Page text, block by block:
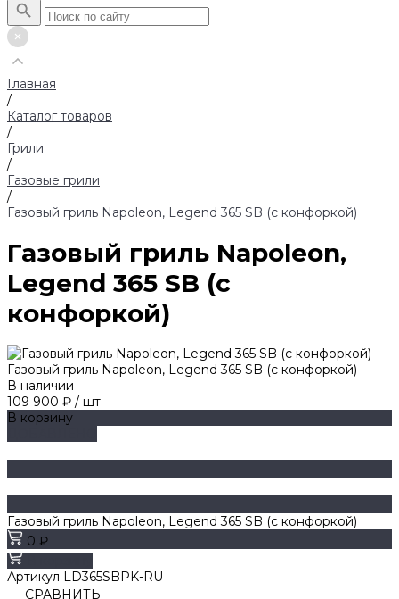
Главная
/
Каталог товаров
/
Грили
/
Газовые грили
/
Газовый гриль Napoleon, Legend 365 SB (с конфоркой)
Газовый гриль Napoleon,
Legend 365 SB (с
конфоркой)
Газовый гриль Napoleon, Legend 365 SB (с конфоркой)
В наличии
109 900 ₽ / шт
В корзину
Газовый гриль Napoleon, Legend 365 SB (с конфоркой)
0 ₽
Артикул LD365SBPK-RU
СРАВНИТЬ